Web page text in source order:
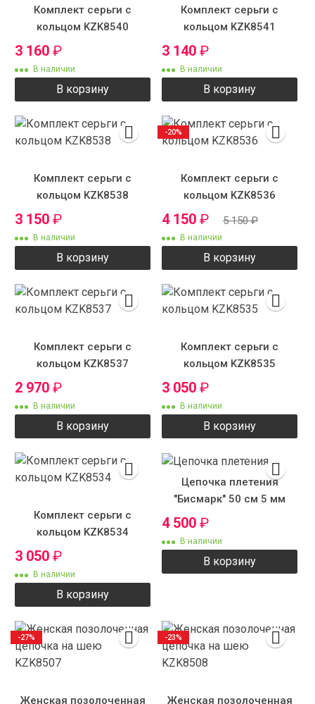
Комплект серьги с
кольцом KZK8540
3 160 ₽
В наличии
В корзину
Комплект серьги с
кольцом KZK8541
3 140 ₽
В наличии
В корзину
Комплект серьги с
кольцом KZK8538
3 150 ₽
В наличии
В корзину
Комплект серьги с
кольцом KZK8536
4 150 ₽ 5 150₽
В наличии
В корзину
-20%
Комплект серьги с
кольцом KZK8537
2 970 ₽
В наличии
В корзину
Комплект серьги с
кольцом KZK8535
3 050 ₽
В наличии
В корзину
Комплект серьги с
кольцом KZK8534
3 050 ₽
В наличии
В корзину
Цепочка плетения
"Бисмарк" 50 см 5 мм
4 500 ₽
В наличии
В корзину
Женская позолоченная
-27%
Женская позолоченная
-23%